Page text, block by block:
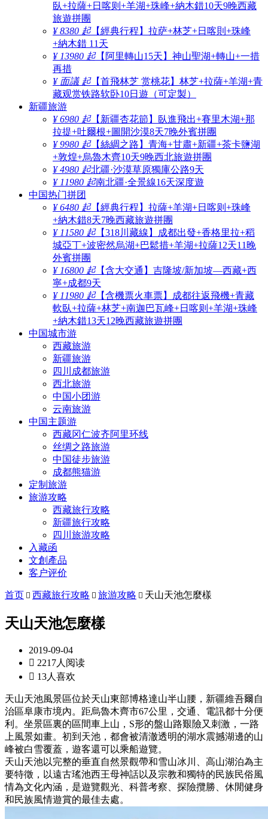
臥+拉薩+日喀则+羊湖+珠峰+納木錯10天9晚西藏
旅遊拼團
¥ 8380 起【經典行程】拉萨+林芝+日喀則+珠峰
+納木錯 11天
¥ 13980 起【阿里轉山15天】神山聖湖+轉山+一措
再措
¥ 面議 起【首飛林芝 赏桃花】林芝+拉薩+羊湖+青
藏观赏铁路软卧10日遊（可定製）
新疆旅游
¥ 6980 起【新疆杏花節】臥進飛出+賽里木湖+那
拉提+吐爾根+圖開沙漠8天7晚外賓拼團
¥ 9980 起【絲綢之路】青海+甘肅+新疆+茶卡鹽湖
+敦煌+烏魯木齊10天9晚西北旅遊拼團
¥ 4980 起北疆·沙漠草原獨庫公路9天
¥ 11980 起南北疆·全景線16天深度遊
中国热门拼团
¥ 6480 起【經典行程】拉薩+羊湖+日喀则+珠峰
+納木錯8天7晚西藏旅遊拼團
¥ 11580 起【318川藏線】成都出發+香格里拉+稻
城亞丁+波密然烏湖+巴鬆措+羊湖+拉薩12天11晚
外賓拼團
¥ 16800 起【含大交通】吉隆坡/新加坡—西藏+西
寧+成都9天
¥ 11980 起【含機票火車票】成都往返飛機+青藏
軟臥+拉薩+林芝+南迦巴瓦峰+日喀则+羊湖+珠峰
+納木錯13天12晚西藏旅遊拼團
中国城市游
西藏旅游
新疆旅游
四川成都旅游
西北旅游
中国小团游
云南旅游
中国主题游
西藏冈仁波齐阿里环线
丝绸之路旅游
中国徒步旅游
成都熊猫游
定制旅游
旅游攻略
西藏旅行攻略
新疆旅行攻略
四川旅游攻略
入藏函
文創產品
客户评价
首页  西藏旅行攻略  旅游攻略  天山天池怎麼樣
天山天池怎麼樣
2019-09-04
 2217人阅读
 13人喜欢
天山天池風景區位於天山東部博格達山半山腰，新疆維吾爾自
治區阜康市境內。距烏魯木齊市67公里，交通、電訊都十分便
利。坐景區裏的區間車上山，S形的盤山路艱險又刺激，一路
上風景如畫。初到天池，都會被清澈透明的湖水震撼湖邊的山
峰被白雪覆蓋，遊客還可以乘船遊覽。
天山天池以完整的垂直自然景觀帶和雪山冰川、高山湖泊為主
要特徵，以遠古瑤池西王母神話以及宗教和獨特的民族民俗風
情為文化內涵，是遊覽觀光、科普考察、探險攬勝、休閒健身
和民族風情遊賞的最佳去處。